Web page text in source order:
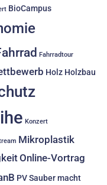
BioCampus
Fahrradtour
Holz Holzbau
Konzert
Mikroplastik
Online-Vortrag
PVSauber macht